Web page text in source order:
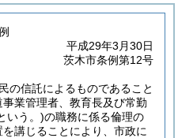
平成29年3月30日
茨木市条例第12号
の信託によるものであること
業管理者、教育長及び常勤
いう。)の職務に係る倫理の
講じることにより、市政に